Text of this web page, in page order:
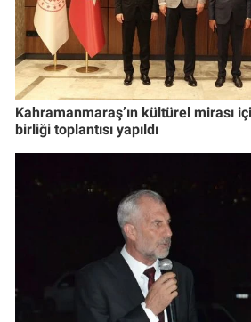
Kahramanmaraş’ın kültürel mirası
birliği toplantısı yapıldı